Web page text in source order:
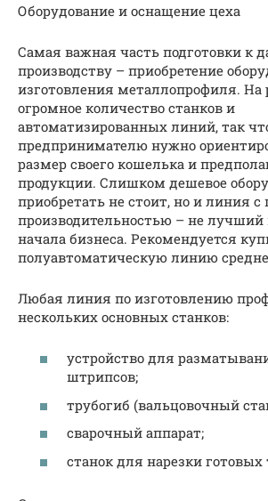
Оборудование и оснащение цеха
Самая важная часть подготовки к
производству – приобретение
изготовления металлопрофиля. На
огромное количество станков и
автоматизированных линий, так
предпринимателю нужно
размер своего кошелька и
продукции. Слишком дешевое
приобретать не стоит, но и линия
производительностью – не лучший
начала бизнеса. Рекомендуется
полуавтоматическую линию
Любая линия по изготовлению
нескольких основных станков:
устройство для
штрипсов;
трубогиб (вальцовочный
сварочный аппарат;
станок для нарезки готовых